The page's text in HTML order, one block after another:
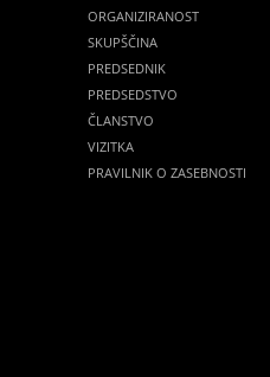
ORGANIZIRANOST
SKUPŠČINA
PREDSEDNIK
PREDSEDSTVO
ČLANSTVO
VIZITKA
PRAVILNIK O ZASEBNOSTI